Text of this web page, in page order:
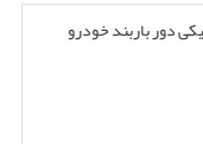
دور باربند خودرو